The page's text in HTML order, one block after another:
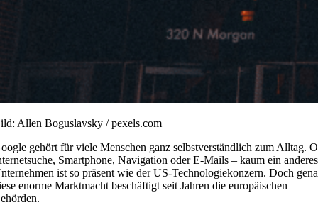
Allen Boguslavsky / pexels.com
gehört für viele Menschen ganz selbstverständlich zum Alltag.
Smartphone, Navigation oder E-Mails – kaum ein anderes
ist so präsent wie der US-Technologiekonzern. Doch
enorme Marktmacht beschäftigt seit Jahren die europäischen